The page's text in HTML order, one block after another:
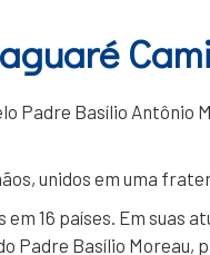
Padre Basílio Antônio
unidos em uma
16 países. Em suas
Padre Basílio Moreau,